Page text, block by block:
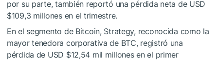
por su parte, también reportó una pérdida neta de USD
$109,3 millones en el trimestre.
En el segmento de Bitcoin, Strategy, reconocida como la
mayor tenedora corporativa de BTC, registró una
pérdida de USD $12,54 mil millones en el primer